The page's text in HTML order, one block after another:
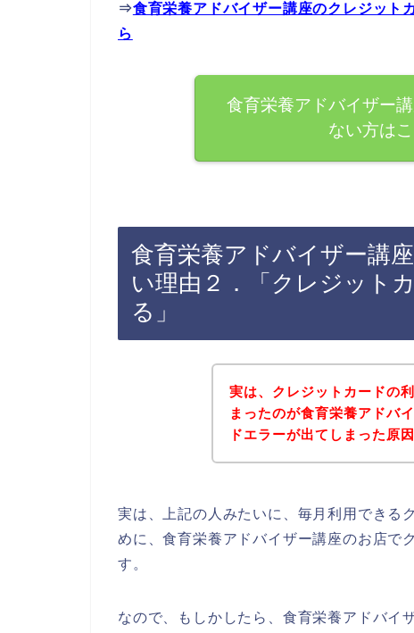
⇒食育栄養アドバイザー講座のクレジット
ら
食育栄養アドバイザー
ない方は
食育栄養アドバイザー講
い理由２．「クレジット
る」
実は、クレジットカードの
まったのが食育栄養アドバ
ドエラーが出てしまった原
実は、上記の人みたいに、毎月利用できる
めに、食育栄養アドバイザー講座のお店で
す。
なので、もしかしたら、食育栄養アドバイ